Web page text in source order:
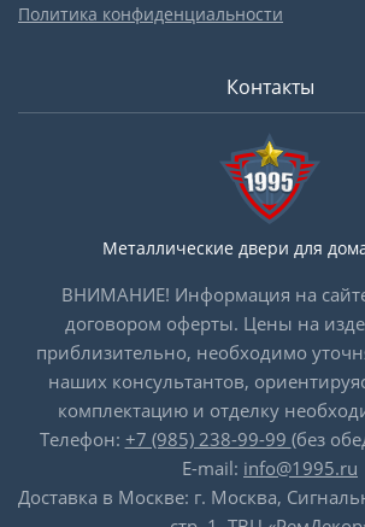
Политика конфиденциальности
Контакты
Металлические двери для
ВНИМАНИЕ! Информация на сайте
договором оферты. Цены на
приблизительно, необходимо
наших консультантов,
комплектацию и отделку
Телефон: +7 (985) 238-99-99 (без
E-mail: info@1995.ru
Доставка в Москве: г. Москва,